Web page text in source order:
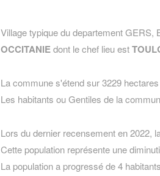
Village typique du departement
OCCITANIEdont le chef lieu est
La commune s'étend sur 3229
Les habitants ou Gentiles de la
Lors du dernier recensement en 2022,
Cette population représente une
La population a progressé de 4